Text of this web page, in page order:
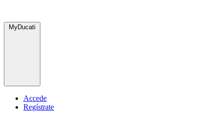
MyDucati
Accede
Regístrate